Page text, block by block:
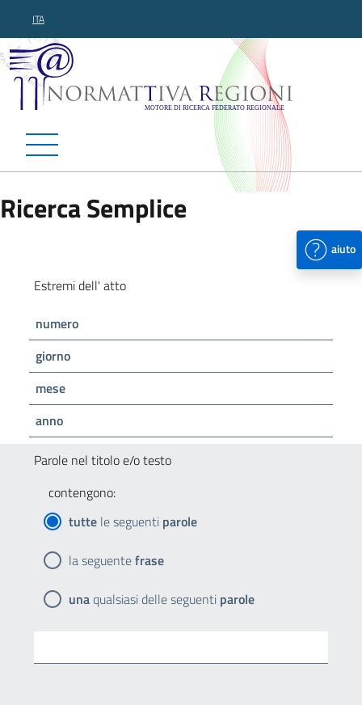
ITA
Normattiva Regioni -
Ricerca Semplice
aiuto
Estremi dell' atto
numero
giorno
mese
anno
Parole nel titolo e/o testo
contengono:
tutte le seguenti parole
la seguentefrase
unaqualsiasi delle seguenti parole